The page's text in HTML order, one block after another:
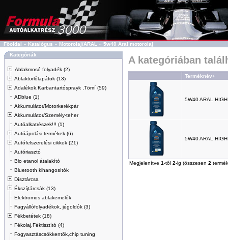
Főoldal » Katalógus » Motorolaj/ARAL » 5w40 Aral motorolaj
Kategóriák
Ablakmosó folyadék (2)
Ablaktörlőlapátok (13)
Adalékok,Karbantartósprayk ,Tömí (59)
ADblue (1)
Akkumulátor/Motorkerékpár
Akkumulátor/Személy-teher
Autóalkatrészek!!! (1)
Autóápolási termékek (6)
Autófelszerelési cikkek (21)
Autóriasztó
Bio etanol átalakító
Bluetooth kihangosítók
Dísztárcsa
Ékszíjtárcsák (13)
Elektromos ablakemelők
Fagyállófolyadékok, jégoldók (3)
Fékbetétek (18)
Fékolaj,Féktisztító (4)
Fogyasztáscsökkentők,chip tuning
A kategóriában
Terméknév+
5W40 ARAL
5W40 ARAL
Megjelenítve 1-től 2-ig (összesen 2